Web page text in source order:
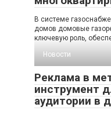
В системе
домов домовые
ключевую роль,
Новости
Реклама в
инструмент
аудитории в